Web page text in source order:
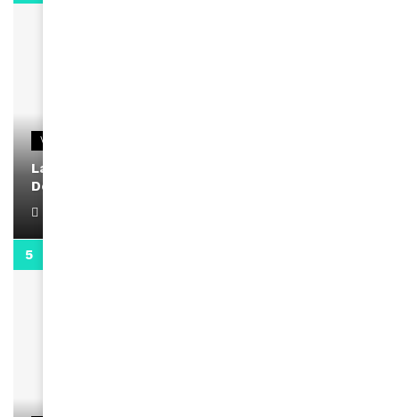
VIDEOS
La rubrique santé speciale coronavirus du
Docteur Makanda